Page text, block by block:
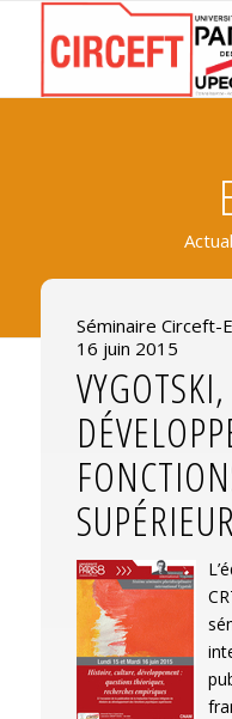
Séminaire Circeft-
16 juin 2015